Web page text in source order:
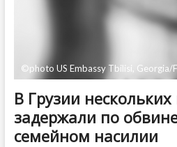
©photo US Embassy Tbilisi, Georgia/
В Грузии
задержали по
семейном насилии